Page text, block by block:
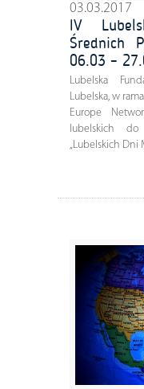
03.03.2017
IV
Średnich
06.03 –
Lubelska
Lubelska, w
Europe
lubelskich
„Lubelskich Dni